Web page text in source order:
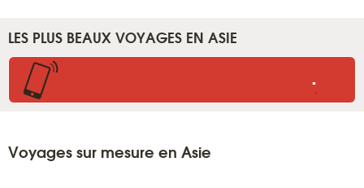
LES PLUS BEAUX VOYAGES EN ASIE
..
Voyages sur mesure en Asie